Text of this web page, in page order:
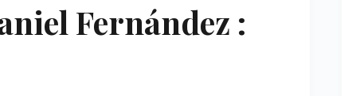
Fernández :